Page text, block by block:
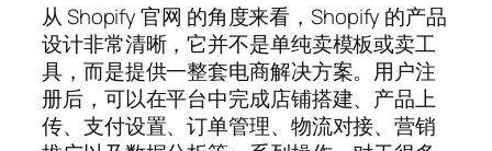
从 Shopify 官网 的角度来看，Shopify 的产品
设计非常清晰，它并不是单纯卖模板或卖工
具，而是提供一整套电商解决方案。用户注
册后，可以在平台中完成店铺搭建、产品上
传、支付设置、订单管理、物流对接、营销